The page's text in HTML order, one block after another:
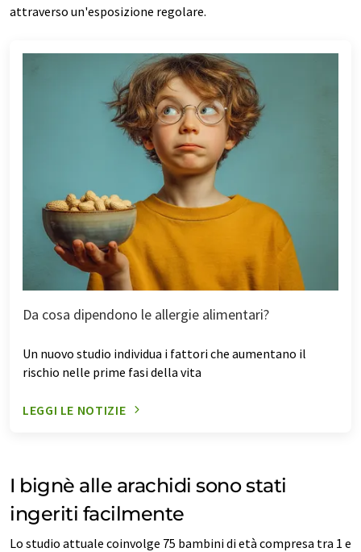
attraverso un'esposizione regolare.
Da cosa dipendono le allergie alimentari?
Un nuovo studio individua i fattori che aumentano il
rischio nelle prime fasi della vita
LEGGI LE NOTIZIE
I bignè alle arachidi sono stati
ingeriti facilmente
Lo studio attuale coinvolge 75 bambini di età compresa tra 1 e